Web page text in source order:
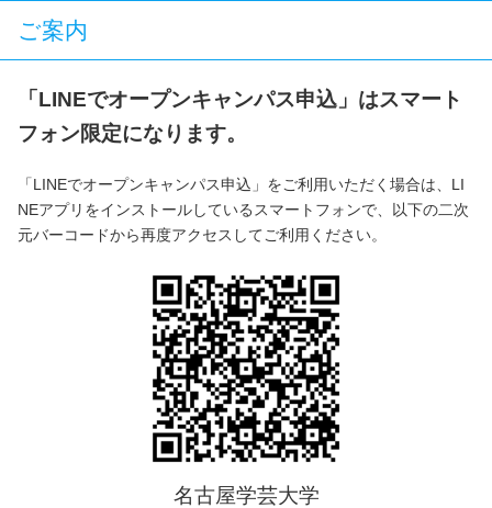
ご案内
「LINEでオープンキャンパス申込」はスマート
フォン限定になります。
「LINEでオープンキャンパス申込」をご利用いただく場合は、LI
NEアプリをインストールしているスマートフォンで、以下の二次
元バーコードから再度アクセスしてご利用ください。
名古屋学芸大学